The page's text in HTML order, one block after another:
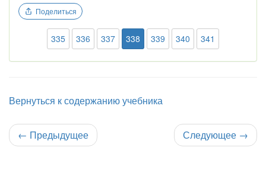
Поделиться
335 336 337 338 339 340 341
Вернуться к содержанию учебника
← Предыдущее Следующее →